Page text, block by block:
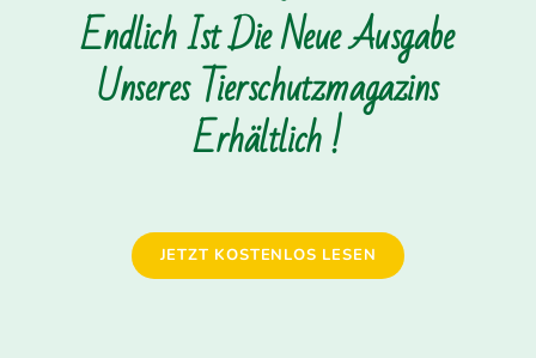
Endlich Ist Die Neue Ausgabe
Unseres Tierschutzmagazins
Erhältlich !
JETZT KOSTENLOS LESEN